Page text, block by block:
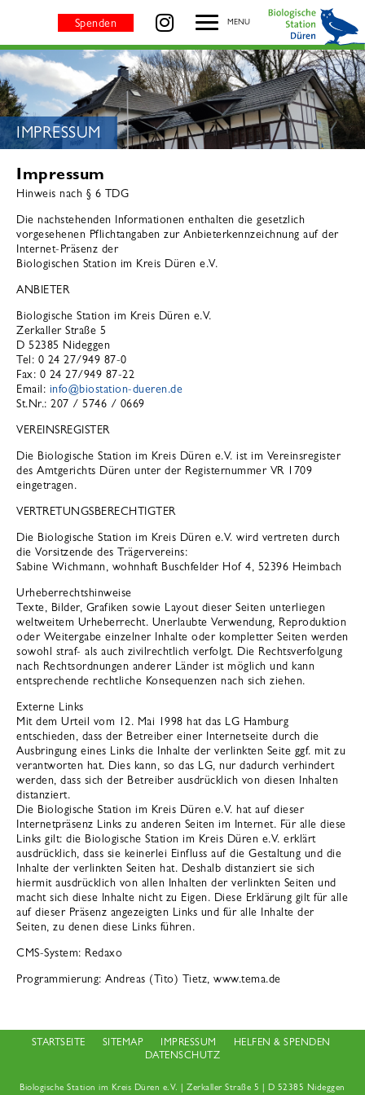
MENU
Spenden besuchen Sie uns
SEITENTITEL:
IMPRESSUM
Impressum
Hinweis nach § 6 TDG
Die nachstehenden Informationen enthalten die gesetzlich
vorgesehenen Pflichtangaben zur Anbieterkennzeichnung auf der
Internet-Präsenz der
Biologischen Station im Kreis Düren e.V.
ANBIETER
Biologische Station im Kreis Düren e.V.
Zerkaller Straße 5
D 52385 Nideggen
Tel: 0 24 27/949 87-0
Fax: 0 24 27/949 87-22
Email: info@biostation-dueren.de
St.Nr.: 207 / 5746 / 0669
VEREINSREGISTER
Die Biologische Station im Kreis Düren e.V. ist im Vereinsregister
des Amtgerichts Düren unter der Registernummer VR 1709
eingetragen.
VERTRETUNGSBERECHTIGTER
Die Biologische Station im Kreis Düren e.V. wird vertreten durch
die Vorsitzende des Trägervereins:
Sabine Wichmann, wohnhaft Buschfelder Hof 4, 52396 Heimbach
Urheberrechtshinweise
Texte, Bilder, Grafiken sowie Layout dieser Seiten unterliegen
weltweitem Urheberrecht. Unerlaubte Verwendung, Reproduktion
oder Weitergabe einzelner Inhalte oder kompletter Seiten werden
sowohl straf- als auch zivilrechtlich verfolgt. Die Rechtsverfolgung
nach Rechtsordnungen anderer Länder ist möglich und kann
entsprechende rechtliche Konsequenzen nach sich ziehen.
Externe Links
Mit dem Urteil vom 12. Mai 1998 hat das LG Hamburg
entschieden, dass der Betreiber einer Internetseite durch die
Ausbringung eines Links die Inhalte der verlinkten Seite ggf. mit zu
verantworten hat. Dies kann, so das LG, nur dadurch verhindert
werden, dass sich der Betreiber ausdrücklich von diesen Inhalten
distanziert.
Die Biologische Station im Kreis Düren e.V. hat auf dieser
Internetpräsenz Links zu anderen Seiten im Internet. Für alle diese
Links gilt: die Biologische Station im Kreis Düren e.V. erklärt
ausdrücklich, dass sie keinerlei Einfluss auf die Gestaltung und die
Inhalte der verlinkten Seiten hat. Deshalb distanziert sie sich
hiermit ausdrücklich von allen Inhalten der verlinkten Seiten und
macht sich diese Inhalte nicht zu Eigen. Diese Erklärung gilt für alle
auf dieser Präsenz angezeigten Links und für alle Inhalte der
Seiten, zu denen diese Links führen.
CMS-System: Redaxo
Programmierung: Andreas (Tito) Tietz, www.tema.de
STARTSEITE SITEMAP IMPRESSUM
HELFEN & SPENDEN
DATENSCHUTZ
Biologische Station im Kreis Düren e.V. | Zerkaller Straße 5 | D 52385 Nideggen